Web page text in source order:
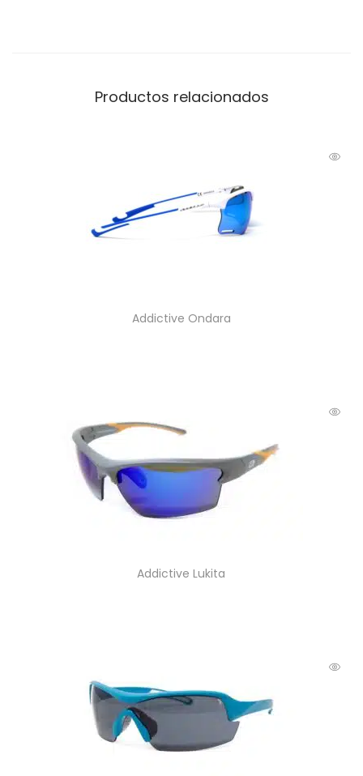
Productos relacionados
Addictive Ondara
Addictive Lukita